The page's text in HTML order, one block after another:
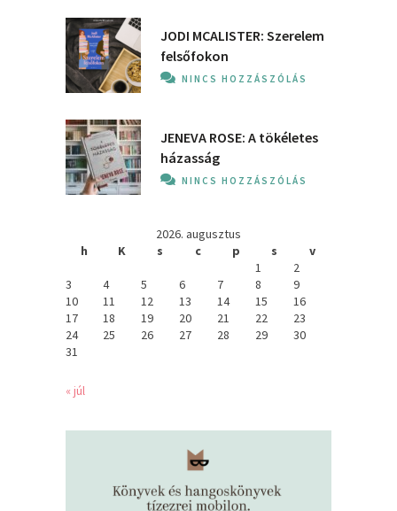
JODI MCALISTER: Szerelem
felsőfokon
NINCS HOZZÁSZÓLÁS
JENEVA ROSE: A ​tökéletes
házasság
NINCS HOZZÁSZÓLÁS
2026. augusztus
h
K s c p s
v
1
2
3
4 5 6 7 8
9
10
11 12 13 14 15
16
17
18 19 20 21 22
23
24
25 26 27 28 29
30
31
« júl